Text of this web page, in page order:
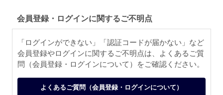
会員登録・ログインに関するご不明点
「ログインができない」「認証コードが届かない」など
会員登録やログインに関するご不明点は、よくあるご質
問（会員登録・ログインについて）をご確認ください。
よくあるご質問（会員登録・ログインについて）